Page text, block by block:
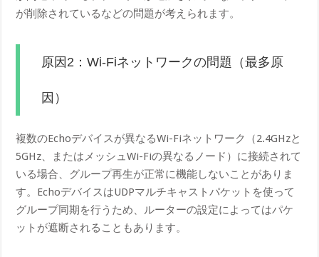
が削除されているなどの問題が考えられます。
原因2：Wi-Fiネットワークの問題（最多原
因）
複数のEchoデバイスが異なるWi-Fiネットワーク（2.4GHzと
5GHz、またはメッシュWi-Fiの異なるノード）に接続されて
いる場合、グループ再生が正常に機能しないことがありま
す。EchoデバイスはUDPマルチキャストパケットを使って
グループ同期を行うため、ルーターの設定によってはパケ
ットが遮断されることもあります。